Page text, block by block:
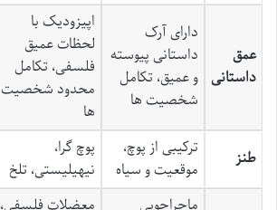
عمق
داستانی
دارای آرک
داستانی پیوسته
و عمیق، تکامل
شخصیت ها
اپیزودیک با
لحظات عمیق
فلسفی، تکامل
محدود شخصیت
ها
طنز
ترکیبی از پوچ،
موقعیت و سیاه
پوچ گرا،
نیهیلیستی، تلخ